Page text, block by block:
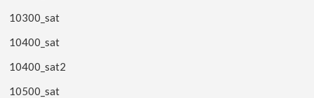
10300_sat
10400_sat
10400_sat2
10500_sat